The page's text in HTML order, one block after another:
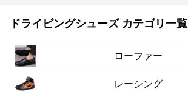
ドライビングシューズ カテゴリ一覧
ローファー
レーシング